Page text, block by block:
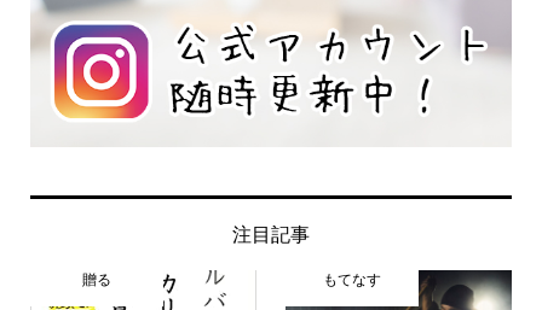
注目記事
贈る もてなす